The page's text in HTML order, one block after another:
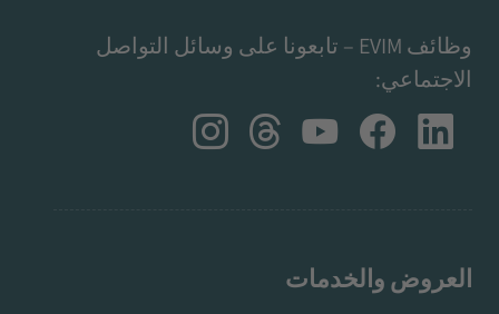
وظائف EVIM – تابعونا على وسائل التواصل
الاجتماعي:
العروض والخدمات